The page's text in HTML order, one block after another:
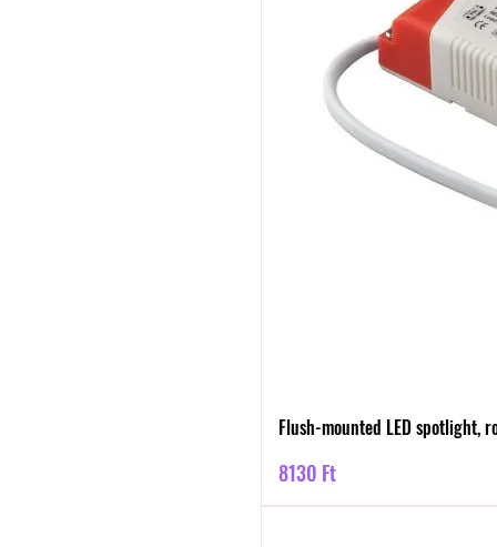
Flush-mounted LED spotlight,
Ár
8130 Ft